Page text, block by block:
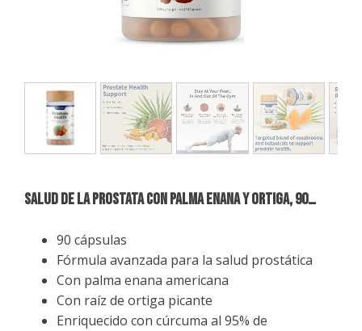
SALUD DE LA PROSTATA CON PALMA ENANA Y ORTIGA, 90…
90 cápsulas
Fórmula avanzada para la salud prostática
Con palma enana americana
Con raíz de ortiga picante
Enriquecido con cúrcuma al 95% de